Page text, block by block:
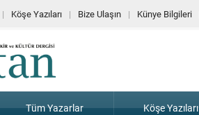
Köşe Yazıları Bize Ulaşın Künye Bilgileri
Tüm Yazarlar Köşe Yazıları